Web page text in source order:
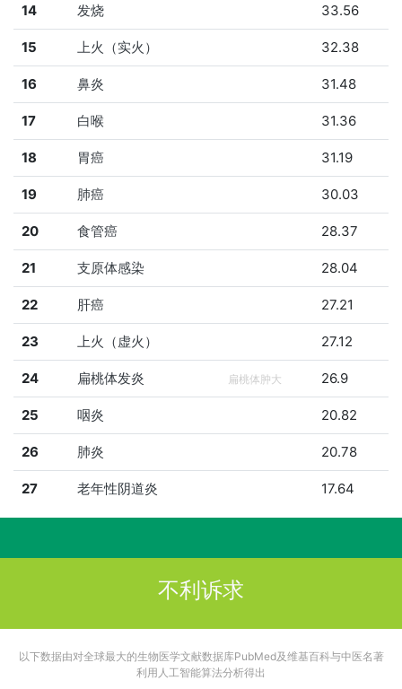
14 发烧 33.56
15 上火（实火） 32.38
16 鼻炎 31.48
17 白喉 31.36
18 胃癌 31.19
19 肺癌 30.03
20 食管癌 28.37
21 支原体感染 28.04
22 肝癌 27.21
23 上火（虚火） 27.12
24 扁桃体发炎 扁桃体肿大 26.9
25 咽炎 20.82
26 肺炎 20.78
27 老年性阴道炎 17.64
不利诉求
以下数据由对全球最大的生物医学文献数据库PubMed及维基百科与中医名著
利用人工智能算法分析得出